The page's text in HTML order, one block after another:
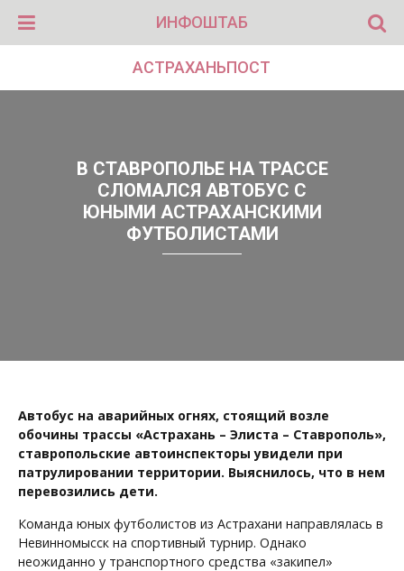
ИНФОШТАБ
АСТРАХАНЬПОСТ
В СТАВРОПОЛЬЕ НА ТРАССЕ
СЛОМАЛСЯ АВТОБУС С
ЮНЫМИ АСТРАХАНСКИМИ
ФУТБОЛИСТАМИ
Автобус на аварийных огнях, стоящий возле
обочины трассы «Астрахань – Элиста – Ставрополь»,
ставропольские автоинспекторы увидели при
патрулировании территории. Выяснилось, что в нем
перевозились дети.
Команда юных футболистов из Астрахани направлялась в
Невинномысск на спортивный турнир. Однако
неожиданно у транспортного средства «закипел»